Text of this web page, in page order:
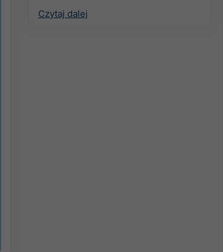
Czytaj dalej